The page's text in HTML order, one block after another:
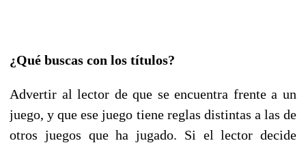
¿Qué buscas con los títulos?
Advertir al lector de que se encuentra frente a un
juego, y que ese juego tiene reglas distintas a las de
otros juegos que ha jugado. Si el lector decide